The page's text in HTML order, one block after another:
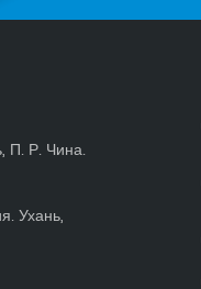
П. Р. Чина.
Ухань,